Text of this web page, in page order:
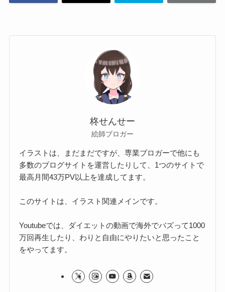
柊せんせー
絵師ブロガー
イラストは、まだまだですが、専業ブロガーで他にも
多数のブログサイトを運営したりして、1つのサイトで
最高月間43万PV以上を達成してます。
このサイトは、イラスト関連メインです。
Youtubeでは、ダイエットの動画で海外でバズって1000
万回再生したり、わりと自由にやりたいと思ったこと
をやってます。